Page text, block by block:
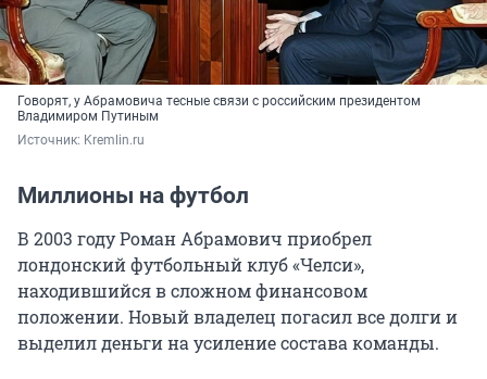
Говорят, у Абрамовича тесные связи с российским президентом
Владимиром Путиным
Источник: Kremlin.ru
Миллионы на футбол
В 2003 году Роман Абрамович приобрел
лондонский футбольный клуб «Челси»,
находившийся в сложном финансовом
положении. Новый владелец погасил все долги и
выделил деньги на усиление состава команды.